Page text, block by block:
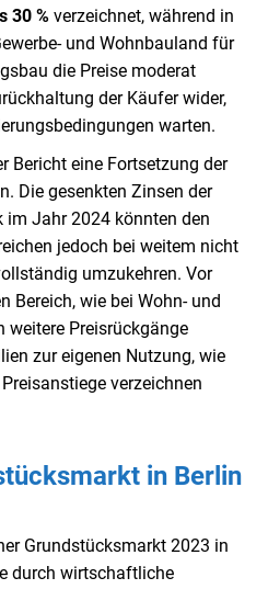
30 % verzeichnet, während in
und Wohnbauland für
die Preise moderat
der Käufer wider,
warten.
Bericht eine Fortsetzung der
Die gesenkten Zinsen der
im Jahr 2024 könnten den
jedoch bei weitem nicht
umzukehren. Vor
Bereich, wie bei Wohn- und
weitere Preisrückgänge
zur eigenen Nutzung, wie
verzeichnen
in Berlin
Grundstücksmarkt 2023 in
durch wirtschaftliche